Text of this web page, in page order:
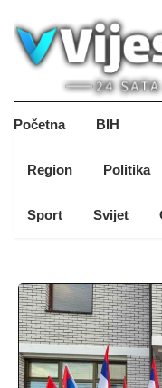
Početna BIH
Region Politika
Sport Svijet